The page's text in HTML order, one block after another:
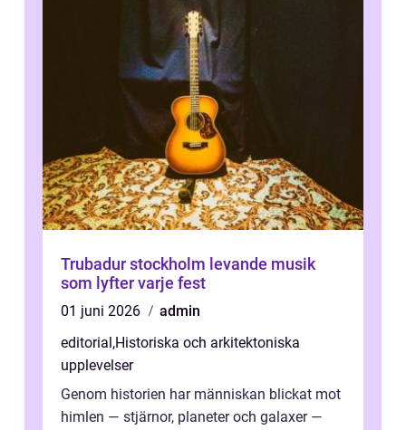
Trubadur stockholm levande musik
som lyfter varje fest
01 juni 2026
admin
editorial,Historiska och arkitektoniska
upplevelser
Genom historien har människan blickat mot
himlen — stjärnor, planeter och galaxer —